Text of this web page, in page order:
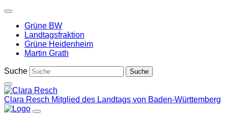
Weiter
Inhalt
Grüne BW
Landtagsfraktion
Grüne Heidenheim
Martin Grath
Suche
Clara Resch Mitglied des Landtags von Baden-Württemberg